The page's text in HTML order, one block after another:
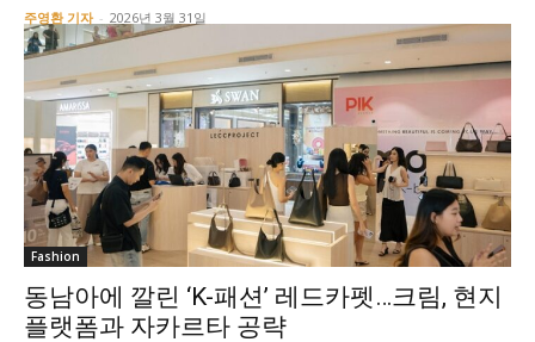
주영환 기자 - 2026년 3월 31일
Fashion
동남아에 깔린 ‘K-패션’ 레드카펫…크림, 현지
플랫폼과 자카르타 공략